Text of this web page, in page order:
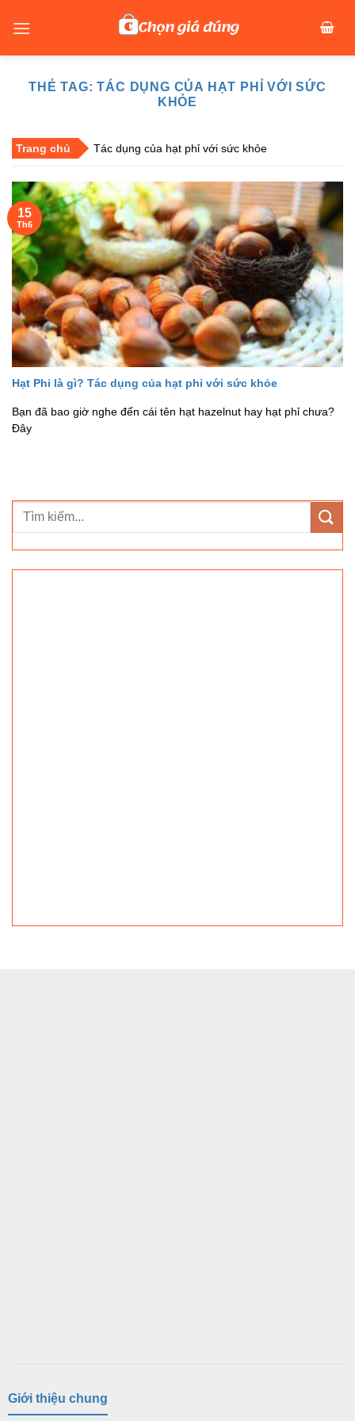
THẺ TAG:TÁC DỤNG CỦA HẠT PHỈ VỚI SỨC
KHỎE
Trang chủ Tác dụng của hạt phỉ với sức khỏe
Hạt Phỉ là gì? Tác dụng của hạt phỉ với sức khỏe
Bạn đã bao giờ nghe đến cái tên hạt hazelnut hay hạt phỉ chưa?
Đây
15
Th6
Giới thiệu chung